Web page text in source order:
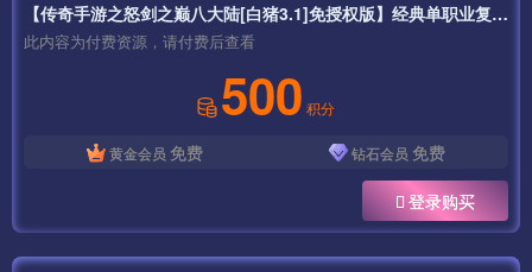
【传奇手游之怒剑之巅八大陆[白猪3.1]免授权版】经典单职业复古特色战神引擎传奇手游最新打包Win服务端源码视频架设教程-新版GM多功能网页授权物品后台-GM直冲网页后台-安卓苹果IOS双端版本！
此内容为付费资源，请付费后查看
500 积分
黄金会员 免费 钻石会员 免费
登录购买